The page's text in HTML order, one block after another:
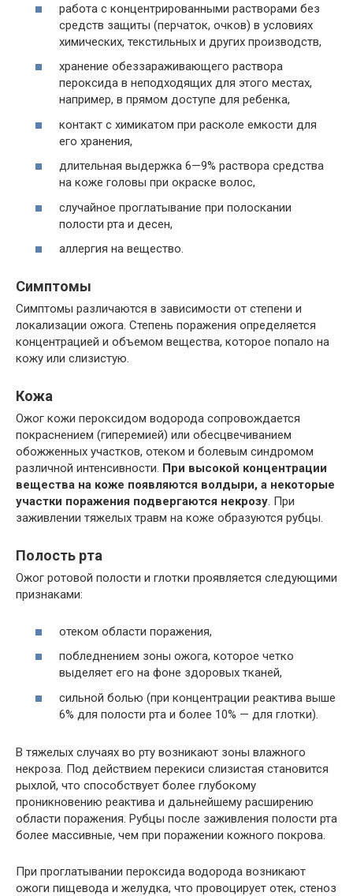
работа с концентрированными растворами без
средств защиты (перчаток, очков) в условиях
химических, текстильных и других производств,
хранение обеззараживающего раствора
пероксида в неподходящих для этого местах,
например, в прямом доступе для ребенка,
контакт с химикатом при расколе емкости для
его хранения,
длительная выдержка 6—9% раствора средства
на коже головы при окраске волос,
случайное проглатывание при полоскании
полости рта и десен,
аллергия на вещество.
Симптомы
Симптомы различаются в зависимости от степени и
локализации ожога. Степень поражения определяется
концентрацией и объемом вещества, которое попало на
кожу или слизистую.
Кожа
Ожог кожи пероксидом водорода сопровождается
покраснением (гиперемией) или обесцвечиванием
обожженных участков, отеком и болевым синдромом
различной интенсивности. При высокой концентрации
вещества на коже появляются волдыри, а некоторые
участки поражения подвергаются некрозу. При
заживлении тяжелых травм на коже образуются рубцы.
Полость рта
Ожог ротовой полости и глотки проявляется следующими
признаками:
отеком области поражения,
побледнением зоны ожога, которое четко
выделяет его на фоне здоровых тканей,
сильной болью (при концентрации реактива выше
6% для полости рта и более 10% — для глотки).
В тяжелых случаях во рту возникают зоны влажного
некроза. Под действием перекиси слизистая становится
рыхлой, что способствует более глубокому
проникновению реактива и дальнейшему расширению
области поражения. Рубцы после заживления полости рта
более массивные, чем при поражении кожного покрова.
При проглатывании пероксида водорода возникают
ожоги пищевода и желудка, что провоцирует отек, стеноз